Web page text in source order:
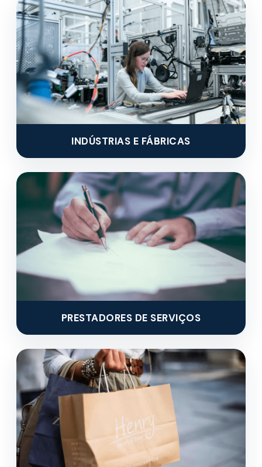
INDÚSTRIAS E FÁBRICAS
PRESTADORES DE SERVIÇOS